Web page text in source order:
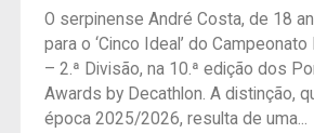
O serpinense André Costa, de 18
para o ‘Cinco Ideal’ do
– 2.ª Divisão, na 10.ª edição dos
Awards by Decathlon. A distinção,
época 2025/2026, resulta de uma...